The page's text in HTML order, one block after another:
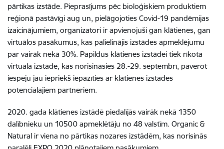
pārtikas izstāde. Pieprasījums pēc bioloģiskiem produktiem
reģionā pastāvīgi aug un, pielāgojoties Covid-19 pandēmijas
izaicinājumiem, organizatori ir apvienojuši gan klātienes, gan
virtuālos pasākumus, kas palielinājis izstādes apmeklējumu
par vairāk nekā 30%. Papildus klātienes izstādei tiek rīkota
virtuāla izstāde, kas norisināsies 28.-29. septembrī, paverot
iespēju jau iepriekš iepazīties ar klātienes izstādes
potenciālajiem partneriem.
2020. gada klātienes izstādē piedalījās vairāk nekā 1350
dalībnieku un 10500 apmeklētāju no 48 valstīm. Organic &
Natural ir viena no pārtikas nozares izstādēm, kas norisinās